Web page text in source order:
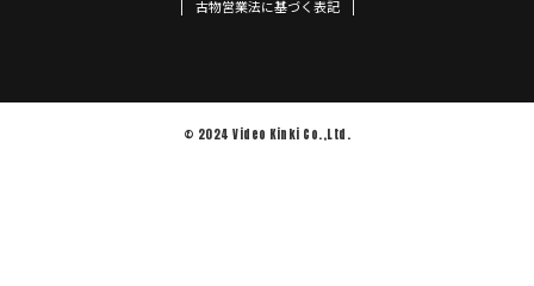
古物営業法に基づく表記
© 2024 Video Kinki Co.,Ltd.